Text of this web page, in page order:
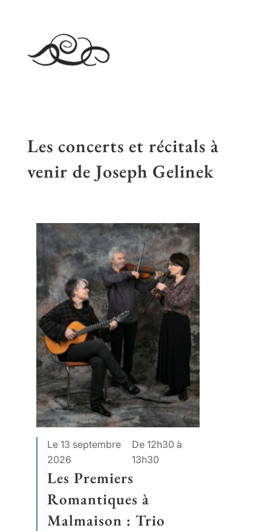
Les concerts et récitals à
venir de Joseph Gelinek
Le 13 septembre
2026
De 12h30 à
13h30
Les Premiers
Romantiques à
Malmaison : Trio